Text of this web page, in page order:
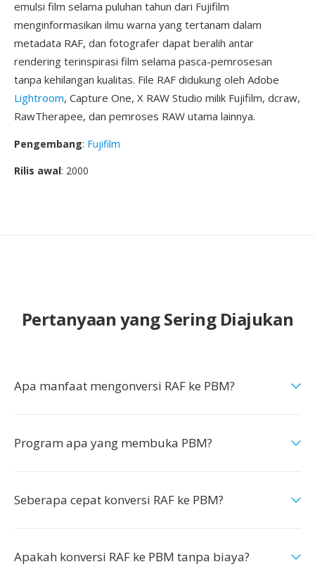
emulsi film selama puluhan tahun dari Fujifilm
menginformasikan ilmu warna yang tertanam dalam
metadata RAF, dan fotografer dapat beralih antar
rendering terinspirasi film selama pasca-pemrosesan
tanpa kehilangan kualitas. File RAF didukung oleh Adobe
Lightroom, Capture One, X RAW Studio milik Fujifilm, dcraw,
RawTherapee, dan pemroses RAW utama lainnya.
Pengembang: Fujifilm
Rilis awal: 2000
Pertanyaan yang Sering Diajukan
Apa manfaat mengonversi RAF ke PBM?
Program apa yang membuka PBM?
Seberapa cepat konversi RAF ke PBM?
Apakah konversi RAF ke PBM tanpa biaya?